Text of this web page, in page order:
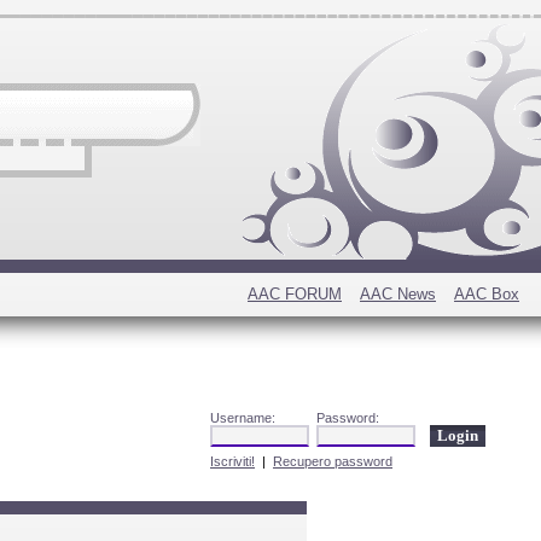
AAC FORUM AAC News AAC Box
Username: Password:
Iscriviti! | Recupero password